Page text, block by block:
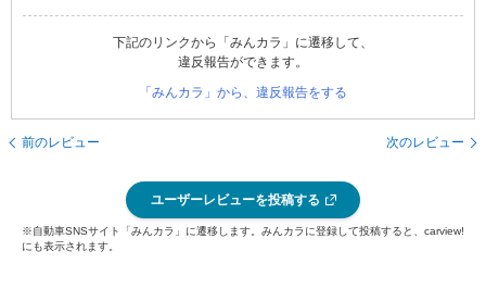
下記のリンクから「みんカラ」に遷移して、
違反報告ができます。
「みんカラ」から、違反報告をする
前のレビュー 次のレビュー
ユーザーレビューを投稿する
※自動車SNSサイト「みんカラ」に遷移します。みんカラに登録して投稿すると、carview!
にも表示されます。